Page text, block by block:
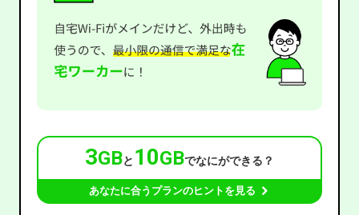
3GBと 10GBでなにができる？
あなたに合うプランのヒントを見る